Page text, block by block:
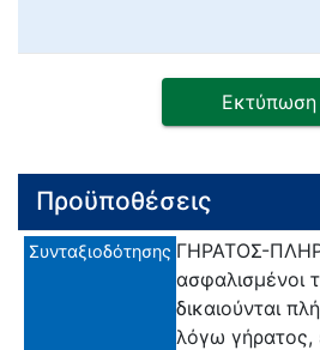
Εκτύπωση
Προϋποθέσεις
Συνταξιοδότησης ΓΗΡΑΤΟΣ-
ασφαλισμένοι
δικαιούνται
λόγω